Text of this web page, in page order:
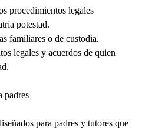
procedimientos legales
potestad.
familiares o de custodia.
legales y acuerdos de quien
padres
para padres y tutores que